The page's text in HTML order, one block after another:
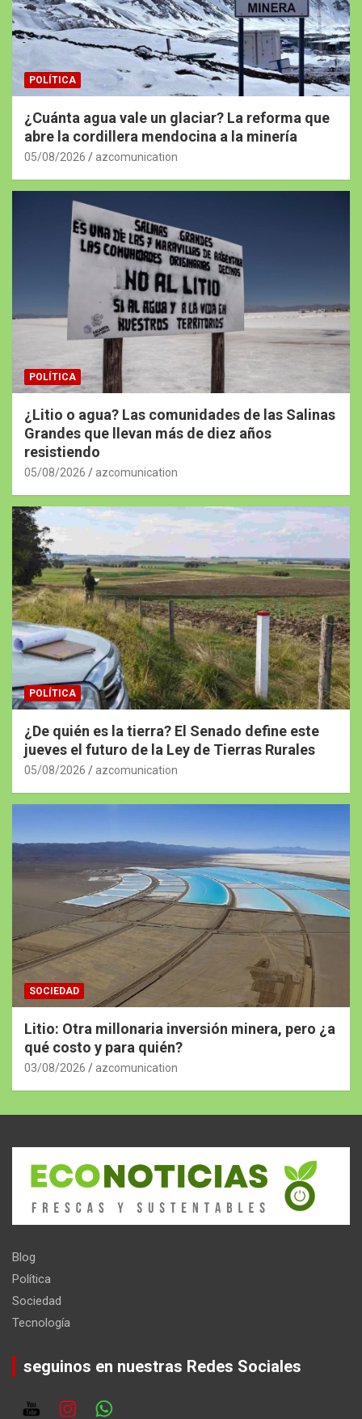
POLÍTICA
¿Cuánta agua vale un glaciar? La reforma que
abre la cordillera mendocina a la minería
05/08/2026 azcomunication
POLÍTICA
¿Litio o agua? Las comunidades de las Salinas
Grandes que llevan más de diez años
resistiendo
05/08/2026 azcomunication
POLÍTICA
¿De quién es la tierra? El Senado define este
jueves el futuro de la Ley de Tierras Rurales
05/08/2026 azcomunication
SOCIEDAD
Litio: Otra millonaria inversión minera, pero ¿a
qué costo y para quién?
03/08/2026 azcomunication
Blog
Política
Sociedad
Tecnología
seguinos en nuestras Redes Sociales